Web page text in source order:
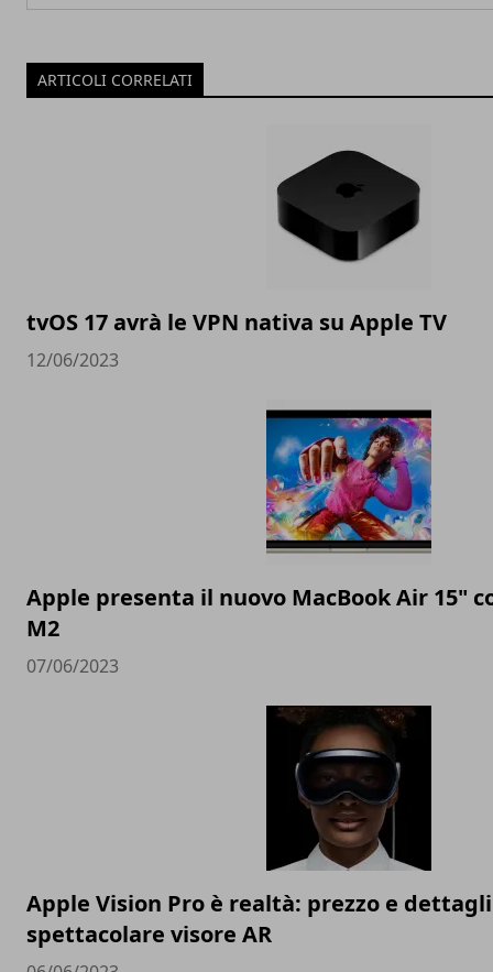
ARTICOLI CORRELATI
tvOS 17 avrà le VPN nativa su Apple TV
12/06/2023
Apple presenta il nuovo MacBook Air 15"
M2
07/06/2023
Apple Vision Pro è realtà: prezzo e
spettacolare visore AR